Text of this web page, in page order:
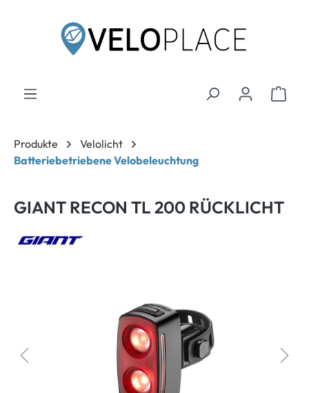
Produkte
Velolicht
Batteriebetriebene Velobeleuchtung
GIANT RECON TL 200 RÜCKLICHT